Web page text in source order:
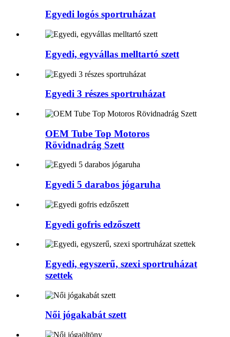
Egyedi logós sportruházat
Egyedi, egyvállas melltartó szett
Egyedi 3 részes sportruházat
OEM Tube Top Motoros
Rövidnadrág Szett
Egyedi 5 darabos jógaruha
Egyedi gofris edzőszett
Egyedi, egyszerű, szexi sportruházat
szettek
Női jógakabát szett